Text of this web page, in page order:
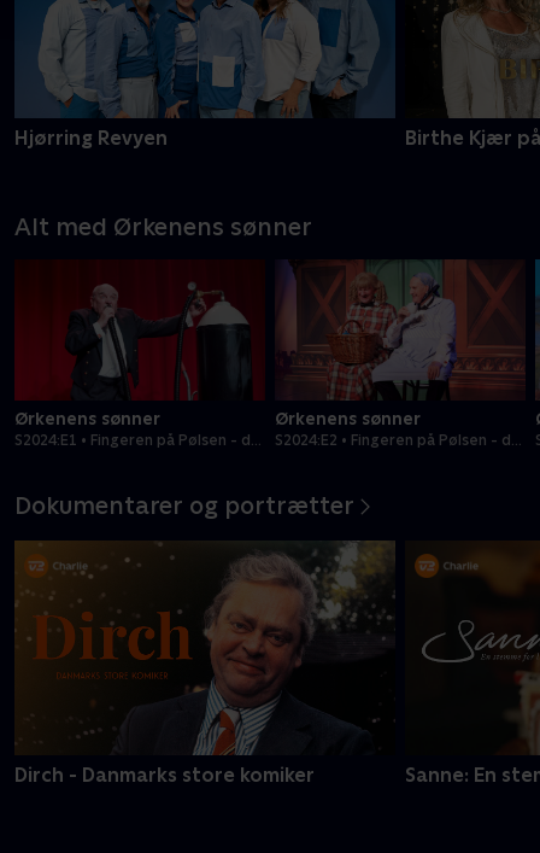
Hjørring Revyen Birthe Kjær
Alt med Ørkenens sønner
Ørkenens sønner
S2024:E1 • Fingeren på Pølsen - del
Ørkenens sønner
S2024:E2 • Fingeren på Pølsen - del
Dokumentarer og portrætter
Dirch - Danmarks store komiker Sanne: En